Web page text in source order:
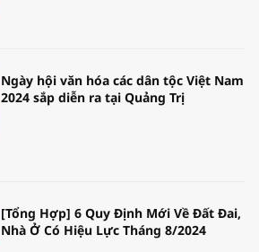
Ngày hội văn hóa các dân tộc Việt Nam
2024 sắp diễn ra tại Quảng Trị
[Tổng Hợp] 6 Quy Định Mới Về Đất Đai,
Nhà Ở Có Hiệu Lực Tháng 8/2024